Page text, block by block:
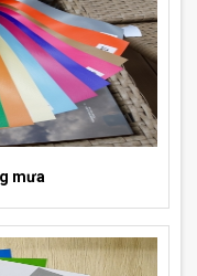
mưa